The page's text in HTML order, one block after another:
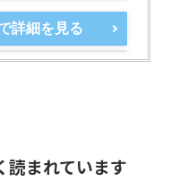
詳細を見る
読まれています